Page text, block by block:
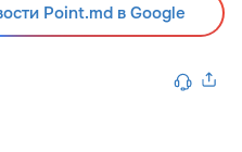
Point.md в Google